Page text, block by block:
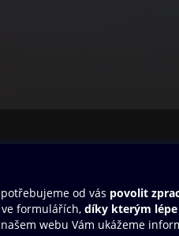
Aplikace a hry
SMS/MMS Info
Blog
Dárkový
Nápověda